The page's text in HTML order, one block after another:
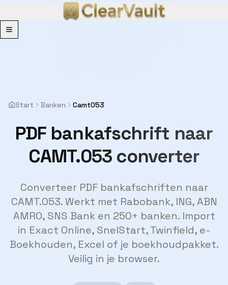
Menu
Start Banken Camt053
PDF bankafschrift naar
CAMT.053 converter
Converteer PDF bankafschriften naar
CAMT.053. Werkt met Rabobank, ING, ABN
AMRO, SNS Bank en 250+ banken. Import
in Exact Online, SnelStart, Twinfield, e-
Boekhouden, Excel of je boekhoudpakket.
Veilig in je browser.